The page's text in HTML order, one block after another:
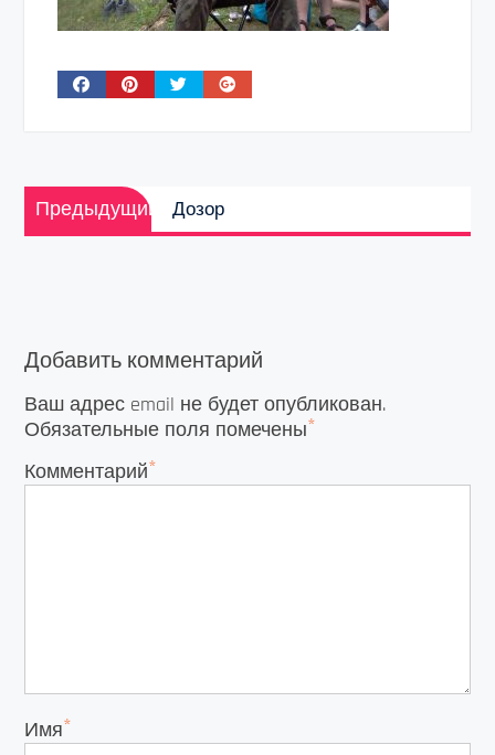
Навигация
по
записям
Предыдущий
Предыдущая
запись:
Дозор
Добавить комментарий
Ваш адрес email не будет опубликован.
Обязательные поля помечены*
Комментарий*
Имя*